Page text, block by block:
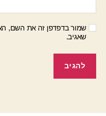
שמור בדפדפן זה את השם,
שאגיב.